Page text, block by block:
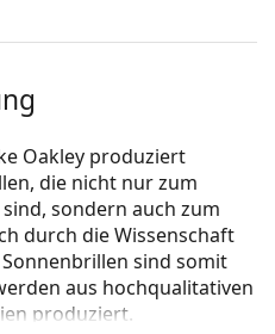
Oakley produziert
die nicht nur zum
sondern auch zum
durch die Wissenschaft
sind somit
aus hochqualitativen
produziert.